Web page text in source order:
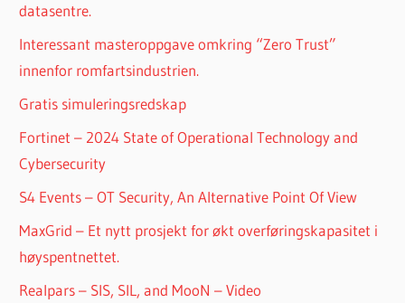
datasentre.
Interessant masteroppgave omkring “Zero Trust”
innenfor romfartsindustrien.
Gratis simuleringsredskap
Fortinet – 2024 State of Operational Technology and
Cybersecurity
S4 Events – OT Security, An Alternative Point Of View
MaxGrid – Et nytt prosjekt for økt overføringskapasitet i
høyspentnettet.
Realpars – SIS, SIL, and MooN – Video